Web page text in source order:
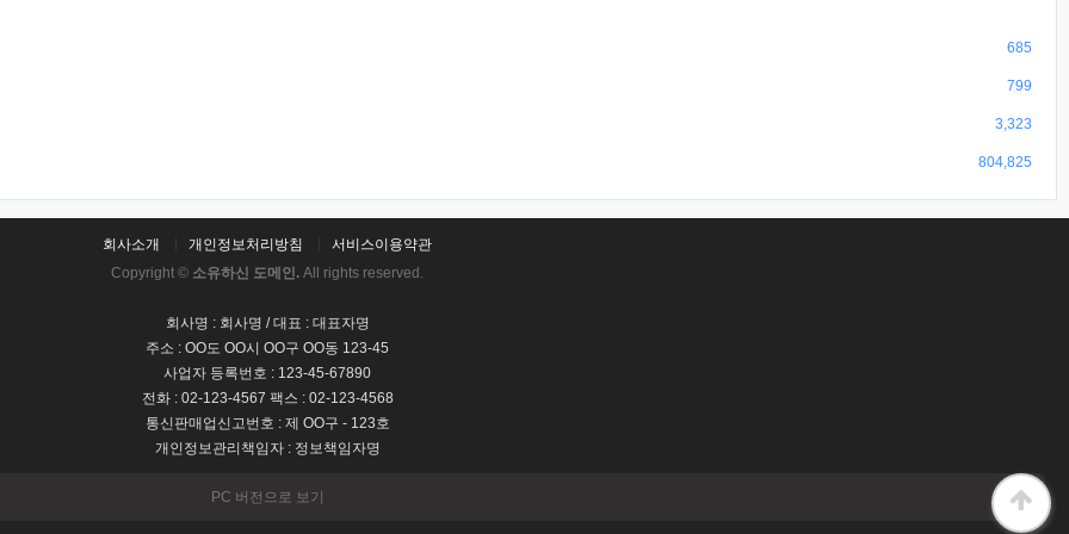
685
799
3,323
804,825
회사소개 개인정보처리방침
서비스이용약관
Copyright © 소유하신 도메인. All rights reserved.
회사명 : 회사명 / 대표 : 대표자명
주소 : OO도 OO시 OO구 OO동 123-45
사업자 등록번호 : 123-45-67890
전화 : 02-123-4567 팩스 : 02-123-4568
통신판매업신고번호 : 제 OO구 - 123호
개인정보관리책임자 : 정보책임자명
PC 버전으로 보기